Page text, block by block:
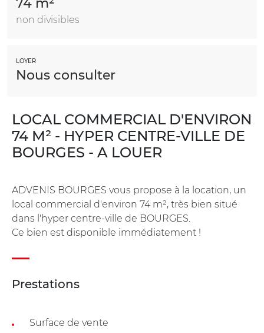
non divisibles
LOYER
Nous consulter
LOCAL COMMERCIAL D'ENVIRON
74 M² - HYPER CENTRE-VILLE DE
BOURGES - A LOUER
ADVENIS BOURGES vous propose à la location, un
local commercial d'environ 74 m², très bien situé
dans l'hyper centre-ville de BOURGES.
Ce bien est disponible immédiatement !
Prestations
Surface de vente